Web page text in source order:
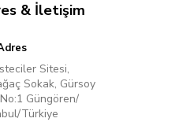
& İletişim
Sitesi,
Sokak, Gürsoy
Güngören/
Türkiye